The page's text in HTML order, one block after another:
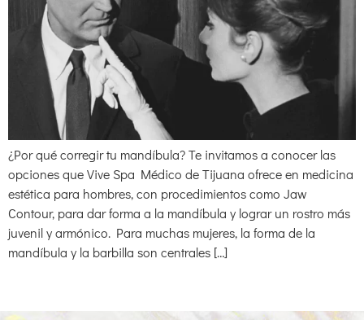
¿Por qué corregir tu mandíbula? Te invitamos a conocer las
opciones que Vive Spa Médico de Tijuana ofrece en medicina
estética para hombres, con procedimientos como Jaw
Contour, para dar forma a la mandíbula y lograr un rostro más
juvenil y armónico. Para muchas mujeres, la forma de la
mandíbula y la barbilla son centrales […]